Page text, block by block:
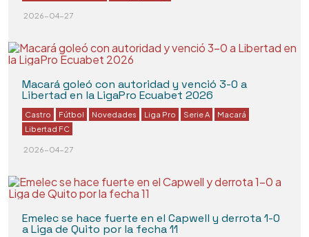
2026-04-27
Macará goleó con autoridad y venció 3-0 a
Libertad en la LigaPro Ecuabet 2026
Castro Fútbol Novedades Liga Pro Serie A
Macará
Libertad FC
2026-04-27
Emelec se hace fuerte en el Capwell y derrota 1-0
a Liga de Quito por la fecha 11